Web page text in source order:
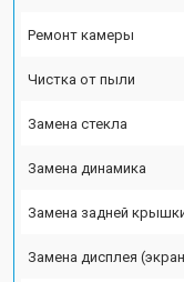
Ремонт камеры
Чистка от пыли
Замена стекла
Замена динамика
Замена задней
Замена дисплея